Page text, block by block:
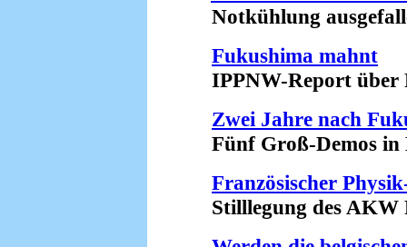
Notkühlung
Fukushima mahnt
IPPNW-Report über
Zwei Jahre nach
Fünf Groß-Demos in
Französischer
Stilllegung des AKW